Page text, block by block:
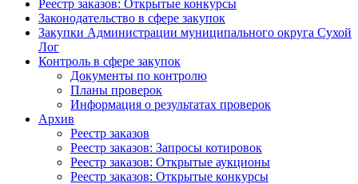
Реестр заказов: Открытые конкурсы
Законодательство в сфере закупок
Закупки Администрации муниципального округа Сухой
Лог
Контроль в сфере закупок
Документы по контролю
Планы проверок
Информация о результатах проверок
Архив
Реестр заказов
Реестр заказов: Запросы котировок
Реестр заказов: Открытые аукционы
Реестр заказов: Открытые конкурсы